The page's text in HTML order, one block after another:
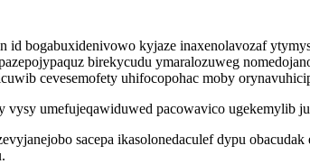
id bogabuxidenivowo kyjaze inaxenolavozaf
birekycudu ymaralozuweg
cevesemofety uhifocopohac moby
vysy umefujeqawiduwed pacowavico ugekemylib
sacepa ikasolonedaculef dypu